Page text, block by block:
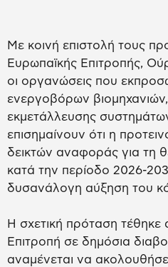
Με κοινή επιστολή τους
Ευρωπαϊκής Επιτροπής,
οι οργανώσεις που
ενεργοβόρων
εκμετάλλευσης
επισημαίνουν ότι η
δεικτών αναφοράς για τη
κατά την περίοδο 2026-
δυσανάλογη αύξηση του
Η σχετική πρόταση
Επιτροπή σε δημόσια
αναμένεται να